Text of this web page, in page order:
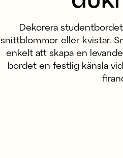
Dekorera
snittblommor eller kvistar.
enkelt att skapa en
bordet en festlig känsla